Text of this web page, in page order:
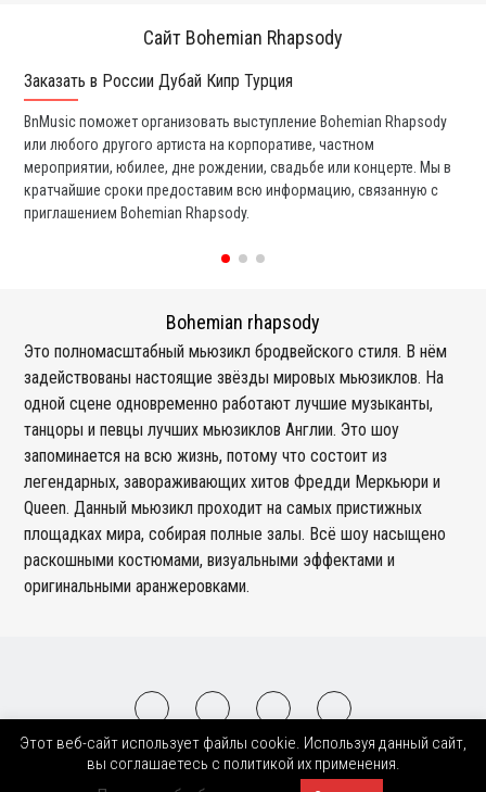
Сайт Bohemian Rhapsody
Заказать в России Дубай Кипр Турция
BnMusic поможет организовать выступление Bohemian Rhapsody
или любого другого артиста на корпоративе, частном
мероприятии, юбилее, дне рождении, свадьбе или концерте. Мы в
кратчайшие сроки предоставим всю информацию, связанную с
приглашением Bohemian Rhapsody.
Bohemian rhapsody
Это полномасштабный мьюзикл бродвейского стиля. В нём
задействованы настоящие звёзды мировых мьюзиклов. На
одной сцене одновременно работают лучшие музыканты,
танцоры и певцы лучших мьюзиклов Англии. Это шоу
запоминается на всю жизнь, потому что состоит из
легендарных, завораживающих хитов Фредди Меркьюри и
Queen. Данный мьюзикл проходит на самых пристижных
площадках мира, собирая полные залы. Всё шоу насыщено
раскошными костюмами, визуальными эффектами и
оригинальными аранжеровками.
2008-2026 © BnMusic All Right Reserved
Этот веб-сайт использует файлы cookie. Используя данный сайт,
вы соглашаетесь с политикой их применения.